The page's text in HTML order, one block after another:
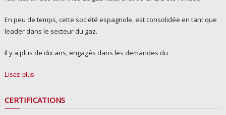
En peu de temps, cette société espagnole, est consolidée en tant que
leader dans le secteur du gaz.
Il y a plus de dix ans, engagés dans les demandes du
Lisez plus
CERTIFICATIONS